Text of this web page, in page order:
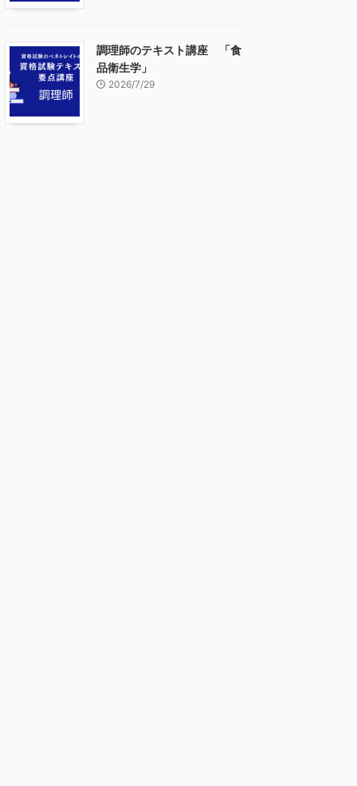
調理師のテキスト講座 「食
品衛生学」
2026/7/29